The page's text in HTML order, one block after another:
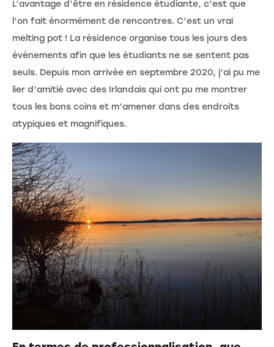
L’avantage d’être en résidence étudiante, c’est que
l’on fait énormément de rencontres. C’est un vrai
melting pot ! La résidence organise tous les jours des
événements afin que les étudiants ne se sentent pas
seuls. Depuis mon arrivée en septembre 2020, j’ai pu me
lier d’amitié avec des Irlandais qui ont pu me montrer
tous les bons coins et m’amener dans des endroits
atypiques et magnifiques.